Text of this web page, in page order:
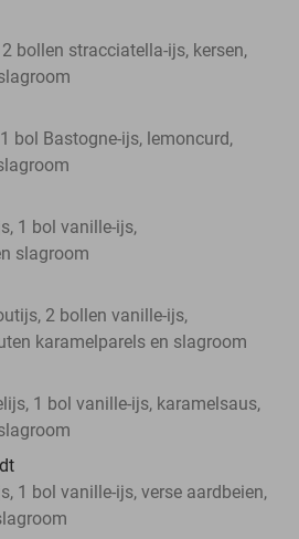
bollen stracciatella-ijs, kersen,
bol Bastogne-ijs, lemoncurd,
1 bol vanille-ijs,
slagroom
2 bollen vanille-ijs,
karamelparels en slagroom
1 bol vanille-ijs, karamelsaus,
1 bol vanille-ijs, verse aardbeien,